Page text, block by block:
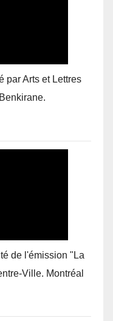
par Arts et Lettres
de l'émission "La
Ville. Montréal